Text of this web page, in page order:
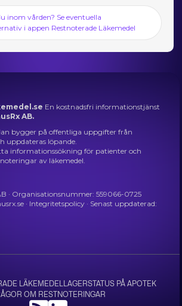
inom vården? Se eventuella
i appen Restnoterade Läkemedel
En kostnadsfri informationstjänst
AB.
bygger på offentliga uppgifter från
uppdateras löpande.
informationssökning för patienter och
av läkemedel.
· Organisationsnummer: 559066-0725
· Integritetspolicy · Senast uppdaterad:
LÄKEMEDEL
LAGERSTATUS PÅ APOTEK
OM RESTNOTERINGAR